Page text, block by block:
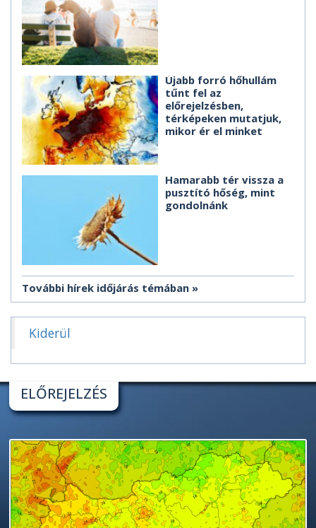
Újabb forró hőhullám
tűnt fel az
előrejelzésben,
térképeken mutatjuk,
mikor ér el minket
Hamarabb tér vissza a
pusztító hőség, mint
gondolnánk
További hírek időjárás témában
Kiderül
ELŐREJELZÉS